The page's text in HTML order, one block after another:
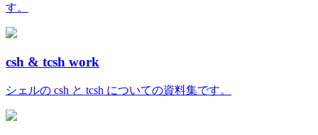
す。
csh & tcsh work
シェルの csh と tcsh についての資料集です。